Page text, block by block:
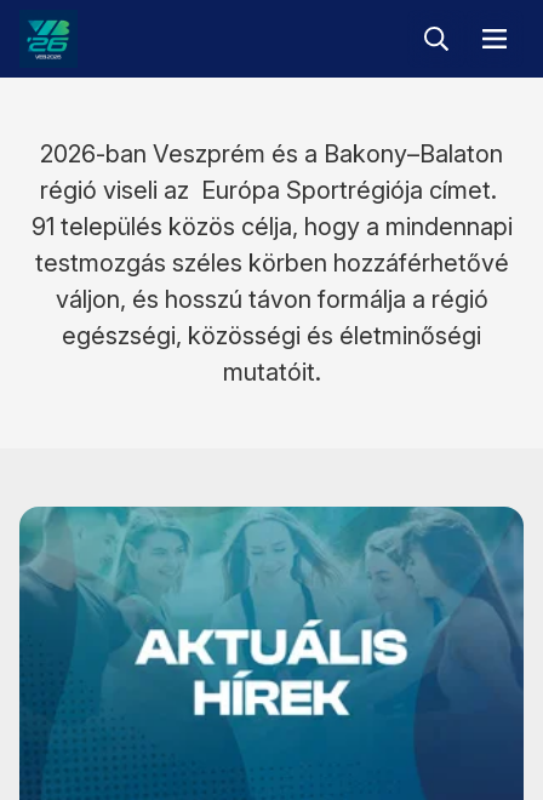
Veszprém-
Európa
Sportrégiója
2026
KeresésMenü
2026-ban Veszprém és a Bakony–Balaton
régió viseli az Európa Sportrégiója címet.
91 település közös célja, hogy a mindennapi
testmozgás széles körben hozzáférhetővé
váljon, és hosszú távon formálja a régió
egészségi, közösségi és életminőségi
mutatóit.